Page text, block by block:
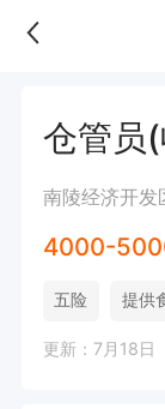
仓管员
南陵经济开发
4000-
五险 提供
更新：7月18日